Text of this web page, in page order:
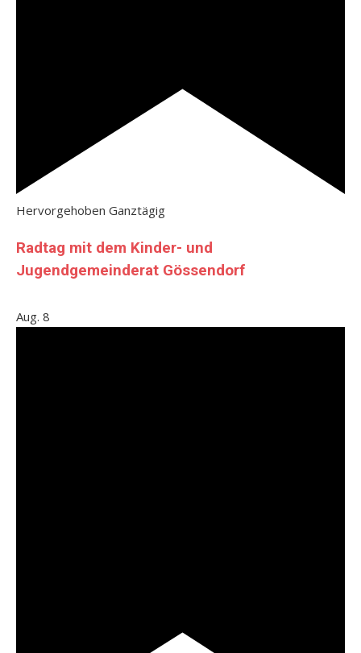
Hervorgehoben Ganztägig
Radtag mit dem Kinder- und
Jugendgemeinderat Gössendorf
Aug. 8